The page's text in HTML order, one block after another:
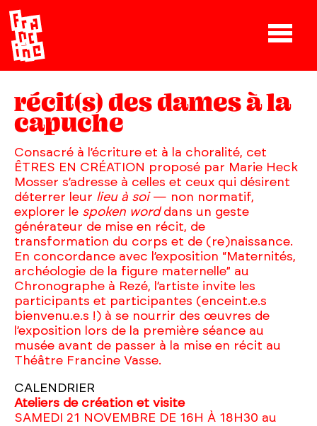
récit(s) des dames à la
capuche
Consacré à l’écriture et à la choralité, cet
ÊTRES EN CRÉATION proposé par Marie Heck
Mosser s’adresse à celles et ceux qui désirent
déterrer leur lieu à soi— non normatif,
explorer le spoken worddans un geste
générateur de mise en récit, de
transformation du corps et de (re)naissance.
En concordance avec l’exposition “Maternités,
archéologie de la figure maternelle” au
Chronographe à Rezé, l’artiste invite les
participants et participantes (enceint.e.s
bienvenu.e.s !) à se nourrir des œuvres de
l’exposition lors de la première séance au
musée avant de passer à la mise en récit au
Théâtre Francine Vasse.
CALENDRIER
Ateliers de création et visite
SAMEDI 21 NOVEMBRE DE 16H À 18H30 au